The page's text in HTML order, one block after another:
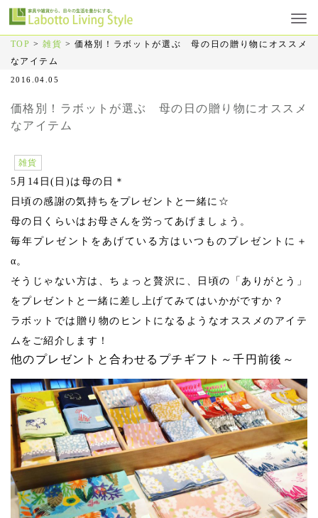
TOP > 雑貨 >価格別！ラボットが選ぶ 母の日の贈り物にオススメ
なアイテム
2016.04.05
価格別！ラボットが選ぶ 母の日の贈り物にオススメ
なアイテム
雑貨
5月14日(日)は母の日＊
日頃の感謝の気持ちをプレゼントと一緒に☆
母の日くらいはお母さんを労ってあげましょう。
毎年プレゼントをあげている方はいつものプレゼントに＋
α。
そうじゃない方は、ちょっと贅沢に、日頃の「ありがとう」
をプレゼントと一緒に差し上げてみてはいかがですか？
ラボットでは贈り物のヒントになるようなオススメのアイテ
ムをご紹介します！
他のプレゼントと合わせるプチギフト～千円前後～